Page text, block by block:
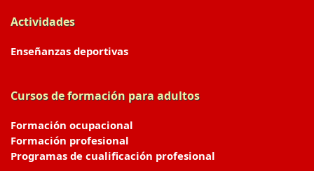
Actividades
Enseñanzas deportivas
Cursos de formación para adultos
Formación ocupacional
Formación profesional
Programas de cualificación profesional